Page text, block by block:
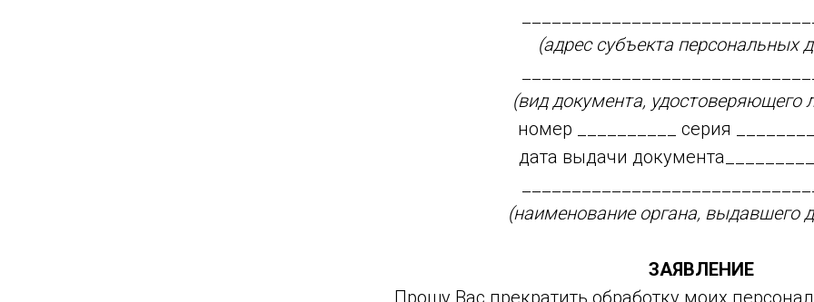
(адрес субъекта персональных
(вид документа, удостоверяющего
номер __________ серия
дата выдачи
(наименование органа, выдавшего
ЗАЯВЛЕНИЕ
Прошу Вас прекратить обработку моих